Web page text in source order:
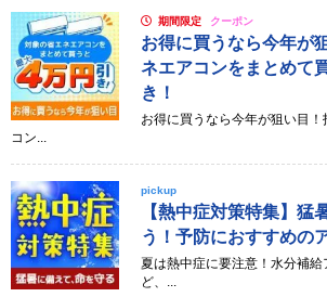
期間限定 クーポン
お得に買うなら今年が
ネエアコンをまとめて
き！
お得に買うなら今年が狙い目
コン...
pickup
【熱中症対策特集】猛
う！予防におすすめの
夏は熱中症に要注意！水分補
ど、...